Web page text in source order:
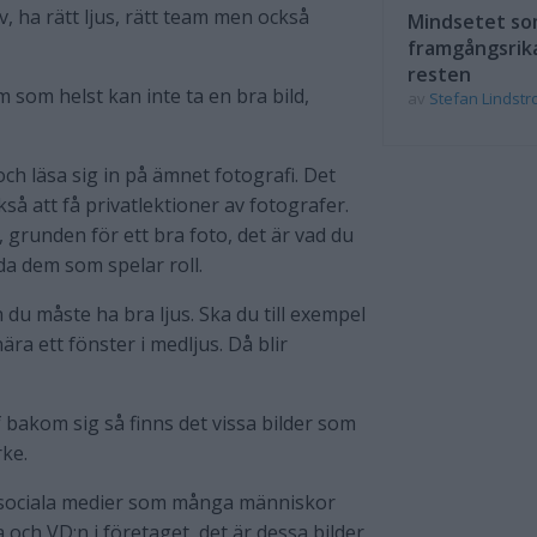
ha rätt ljus, rätt team men också
som helst kan inte ta en bra bild,
läsa sig in på ämnet fotografi. Det
att få privatlektioner av fotografer.
för ett bra foto, det är vad du
dem som spelar roll.
måste ha bra ljus. Ska du till exempel
ett fönster i medljus. Då blir
sig så finns det vissa bilder som
medier som många människor
Mindsetet
resten
Stefan